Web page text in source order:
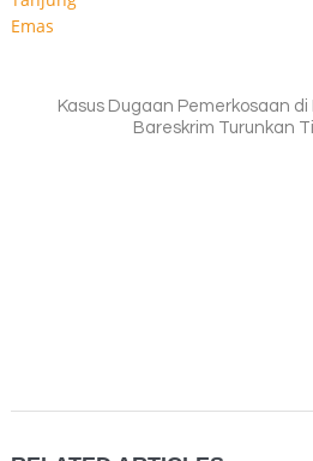
Kasus Dugaan Pemerkosaan di
Bareskrim Turunkan